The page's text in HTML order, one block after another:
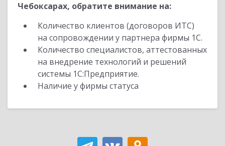
Чебоксарах, обратите внимание на:
Количество клиентов (договоров ИТС)
на сопровождении у партнера фирмы 1С.
Количество специалистов, аттестованных
на внедрение технологий и решений
системы 1С:Предприятие.
Наличие у фирмы статуса